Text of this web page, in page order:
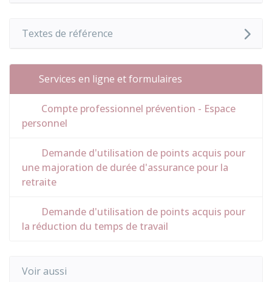
Textes de référence
Services en ligne et formulaires
Compte professionnel prévention - Espace
personnel
Demande d'utilisation de points acquis pour
une majoration de durée d'assurance pour la
retraite
Demande d'utilisation de points acquis pour
la réduction du temps de travail
Voir aussi